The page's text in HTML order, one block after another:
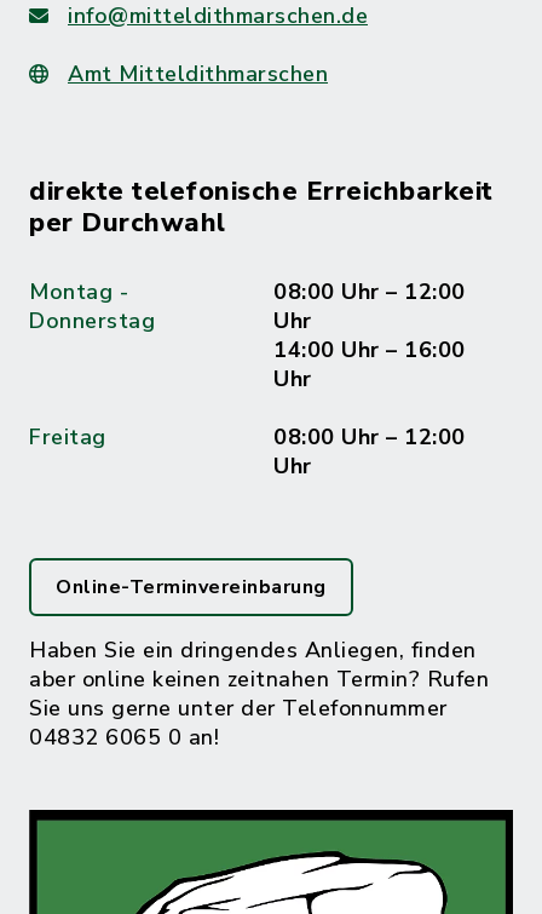
info@mitteldithmarschen.de
Amt Mitteldithmarschen
direkte telefonische Erreichbarkeit
per Durchwahl
Montag -
Donnerstag
08:00 Uhr – 12:00
Uhr
14:00 Uhr – 16:00
Uhr
Freitag
08:00 Uhr – 12:00
Uhr
Online-Terminvereinbarung
Haben Sie ein dringendes Anliegen, finden
aber online keinen zeitnahen Termin? Rufen
Sie uns gerne unter der Telefonnummer
04832 6065 0 an!